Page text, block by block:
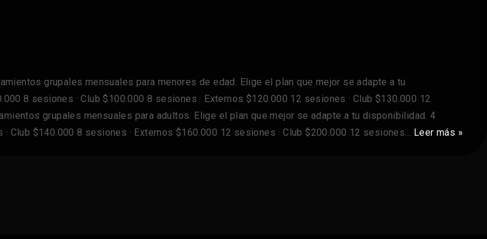
grupales mensuales para menores de edad. Elige el plan que mejor se adapte a tu
8 sesiones · Club $100.000 8 sesiones · Externos $120.000 12 sesiones · Club $130.000 12
grupales mensuales para adultos. Elige el plan que mejor se adapte a tu disponibilidad. 4
Club $140.000 8 sesiones · Externos $160.000 12 sesiones · Club $200.000 12 sesiones… Leer más »